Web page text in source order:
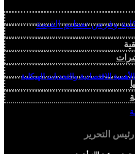
الاقتصادية والتحديات الهيكلية
رئيس التحرير